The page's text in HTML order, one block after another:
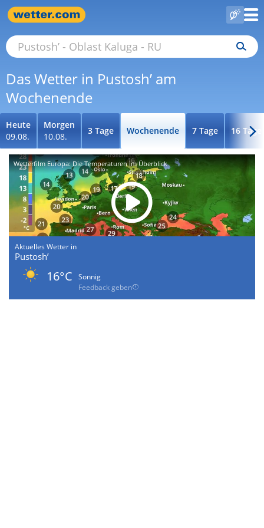
Das Wetter in Pustosh’ am
Wochenende
Heute
09.08.
Morgen
10.08.
3 Tage Wochenende 7 Tage 16 Tage
Wetterfilm Europa: Die Temperaturen im Überblick
Aktuelles Wetter in
Pustosh’
16°C
Sonnig
Feedback geben